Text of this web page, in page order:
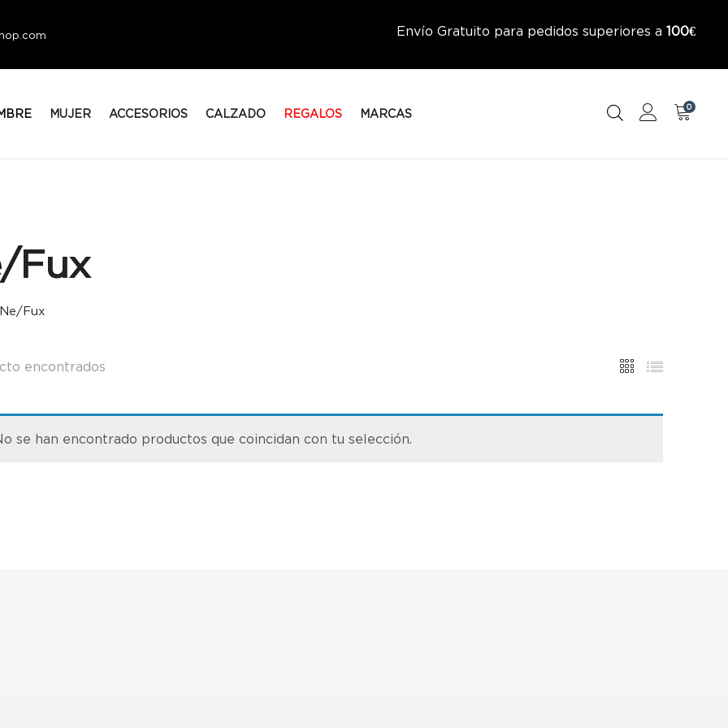
Envío Gratuito para pedidos superiores a 100€
MUJER ACCESORIOS CALZADO REGALOS MARCAS
0
Fux
Ne/Fux
encontrados
se han encontrado productos que coincidan con tu selección.